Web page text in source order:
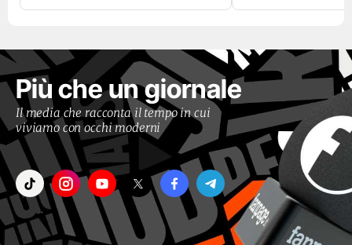
Più che un giornale
Il media che racconta il tempo in cui
viviamo con occhi moderni